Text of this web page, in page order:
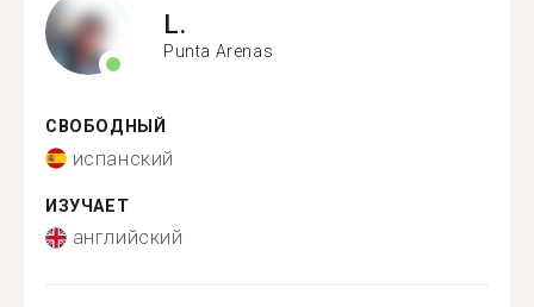
L.
Punta Arenas
СВОБОДНЫЙ
испанский
ИЗУЧАЕТ
английский